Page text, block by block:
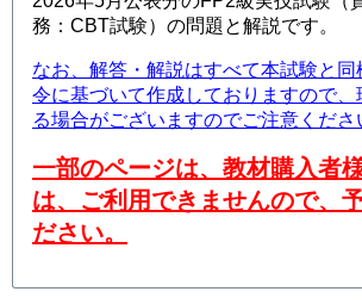
務：CBT試験）の問題と解説です。
なお、解答・解説はすべて本試験と
令に基づいて作成しておりますので、
る場合がございますのでご注意くださ
一部のページは、教材購入者
は、ご利用できませんので、
ださい。